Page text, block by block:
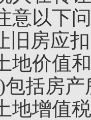
意以下
旧房应
地价值
括房
地增值